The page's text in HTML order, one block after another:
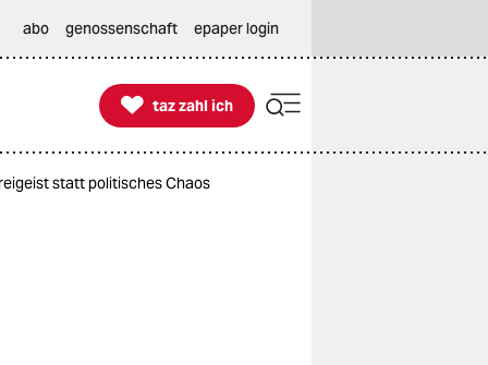
abo genossenschaft epaper login

taz zahl ich
taz zahl ich
statt politisches Chaos